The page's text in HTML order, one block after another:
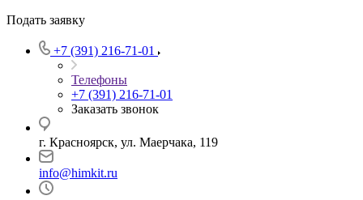
Подать заявку
+7 (391) 216-71-01
Телефоны
+7 (391) 216-71-01
Заказать звонок
г. Красноярск, ул. Маерчака, 119
info@himkit.ru